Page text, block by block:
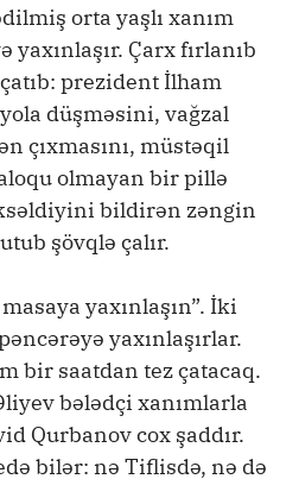
orta yaşlı xanım
Çarx fırlanıb
prezident İlham
düşməsini, vağzal
çıxmasını, müstəqil
olmayan bir pillə
bildirən zəngin
şövqlə çalır.
yaxınlaşın”. İki
yaxınlaşırlar.
bir saatdan tez çatacaq.
bələdçi xanımlarla
Qurbanov cox şaddır.
bilər: nə Tiflisdə, nə də